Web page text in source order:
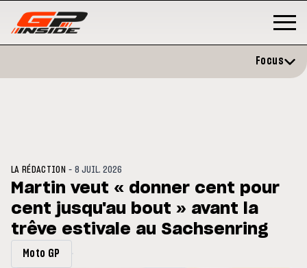
: Horaires et
du GP de Grande-
MOTO GP
Zarco évite l'opération et vise
retour en septembre
Focus
LA RÉDACTION -8 JUIL. 2026
Martin veut « donner cent pour
cent jusqu'au bout » avant la
trêve estivale au Sachsenring
Moto GP